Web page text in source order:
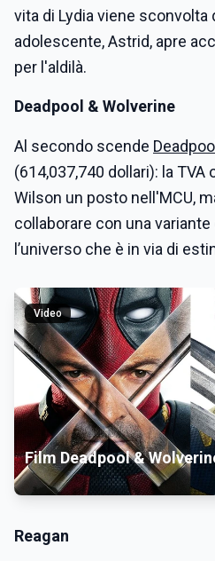
vita di Lydia viene sconvolta
adolescente, Astrid, apre
per l'aldilà.
Deadpool & Wolverine
Al secondo scende
(614,037,740 dollari): la TVA
Wilson un posto nell'MCU,
collaborare con una
l’universo che è in via di
Video
Film Deadpool &
Reagan